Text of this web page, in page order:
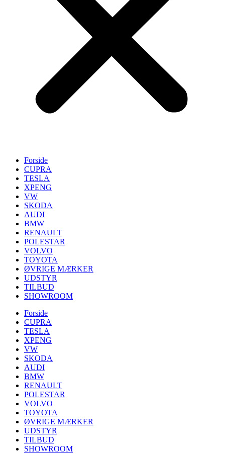
Forside
CUPRA
TESLA
XPENG
VW
SKODA
AUDI
BMW
RENAULT
POLESTAR
VOLVO
TOYOTA
ØVRIGE MÆRKER
UDSTYR
TILBUD
SHOWROOM
Forside
CUPRA
TESLA
XPENG
VW
SKODA
AUDI
BMW
RENAULT
POLESTAR
VOLVO
TOYOTA
ØVRIGE MÆRKER
UDSTYR
TILBUD
SHOWROOM